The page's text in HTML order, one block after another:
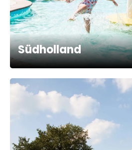
Südholland